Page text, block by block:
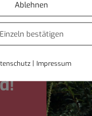
Ablehnen
Einzeln bestätigen
| Impressum